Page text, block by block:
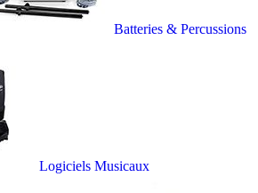
Batteries & Percussions
Logiciels Musicaux